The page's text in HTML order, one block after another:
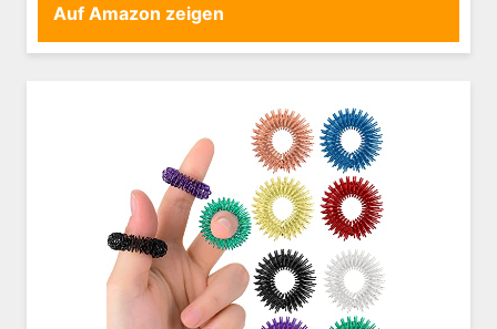
Auf Amazon zeigen